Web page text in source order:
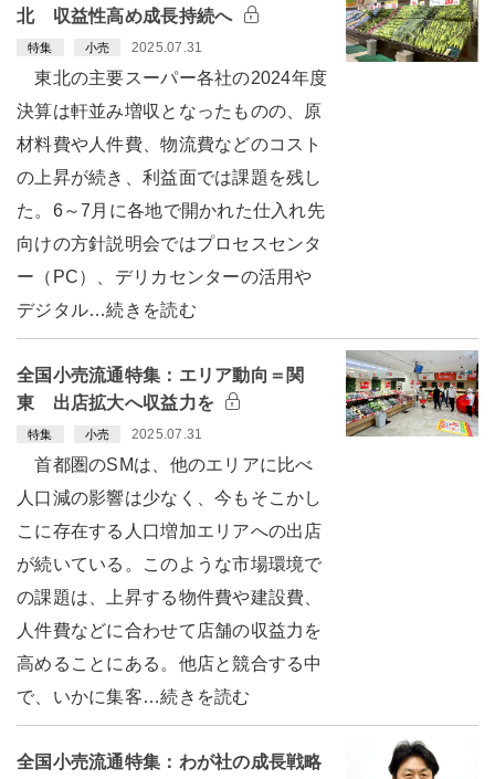
北 収益性高め成長持続へ
特集 小売 2025.07.31
東北の主要スーパー各社の2024年度
決算は軒並み増収となったものの、原
材料費や人件費、物流費などのコスト
の上昇が続き、利益面では課題を残し
た。6～7月に各地で開かれた仕入れ先
向けの方針説明会ではプロセスセンタ
ー（PC）、デリカセンターの活用や
デジタル…続きを読む
全国小売流通特集：エリア動向＝関
東 出店拡大へ収益力を
特集 小売 2025.07.31
首都圏のSMは、他のエリアに比べ
人口減の影響は少なく、今もそこかし
こに存在する人口増加エリアへの出店
が続いている。このような市場環境で
の課題は、上昇する物件費や建設費、
人件費などに合わせて店舗の収益力を
高めることにある。他店と競合する中
で、いかに集客…続きを読む
全国小売流通特集：わが社の成長戦略